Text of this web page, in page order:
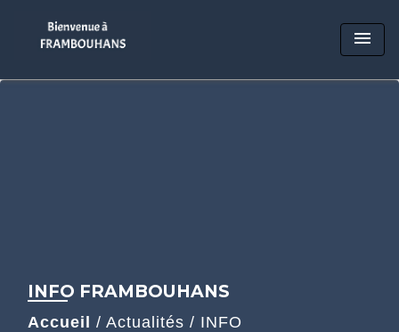
menu
INFO FRAMBOUHANS
Accueil / Actualités / INFO